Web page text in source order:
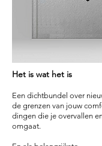
Het is wat het is
Een dichtbundel over
de grenzen van jouw
dingen die je overvallen
omgaat.